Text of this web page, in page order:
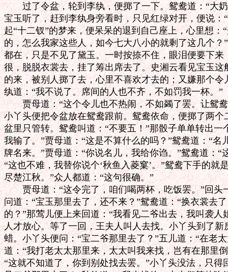
过了令盆，轮到李纨，便掷了一下。鸳鸯道：“大奶
宝玉听了，赶到李纨身旁看时，只见红绿对开，便说：
起“十二钗”的梦来，便呆呆的退到自己座上，心里想：
的，怎么我家这些人，如今七大八小的就剩了这几个？
都在，只是不见了黛玉。一时按捺不住，眼泪便要下
很，脱脱衣裳去，挂了筹出席去了。史湘云看见宝玉
的来，被别人掷了去，心里不喜欢才去的；又嫌那个
纨道：“我不说了。席间的人也不齐，不如罚我一杯。”
贾母道：“这个令儿也不热闹，不如蠲了罢。让鸳鸯
小丫头便把令盆放在鸳鸯跟前。鸳鸯依命，便掷了两
盆里只管转。鸳鸯叫道：“不要五！”那骰子单单转出一
我输了。”贾母道：“这是不算什么的吗？”鸳鸯道：“名
牌名来。”贾母道：“你说名儿，我给你诌。”鸳鸯道：“
“这也不难，我替你说个‘秋鱼入菱窠’。”鸳鸯下手的就
尽楚江秋。”众人都道：“这句很确。”
贾母道：“这令完了，咱们喝两杯，吃饭罢。”回头
问道：“宝玉那里去了，还不来？”鸳鸯道：“换衣裳去
的？”那莺儿便上来回道：“我看见二爷出去，我叫袭人
人才放心。等了一回，王夫人叫人去找。小丫头到了
蜡。小丫头便问：“宝二爷那里去了？”五儿道：“在老
道：“我打老太太那里来，太太叫我来找，岂有在那里
“这就不知道了，你到别处找去罢。”小丫头没法，只得